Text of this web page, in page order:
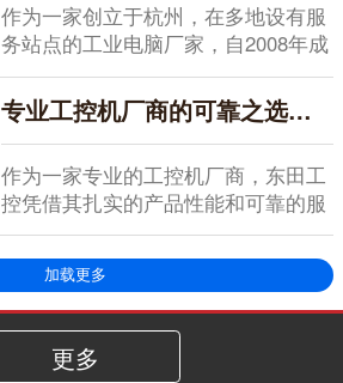
作为一家创立于杭州，在多地设有服
务站点的工业电脑厂家，自2008年成
立以来，东田...
专业工控机厂商的可靠之选：东田工控以务实品质赢得全好评认可
作为一家专业的工控机厂商，东田工
控凭借其扎实的产品性能和可靠的服
务支持，在行业内...
加载更多
更多